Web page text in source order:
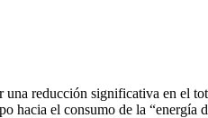
una reducción significativa en el
hacia el consumo de la “energía